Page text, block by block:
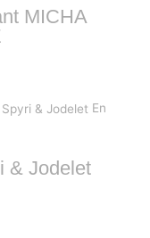
MICHA
En
& Jodelet